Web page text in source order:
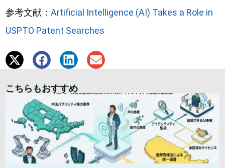
参考文献：Artificial Intelligence (AI) Takes a Role in
USPTO Patent Searches
こちらもおすすめ